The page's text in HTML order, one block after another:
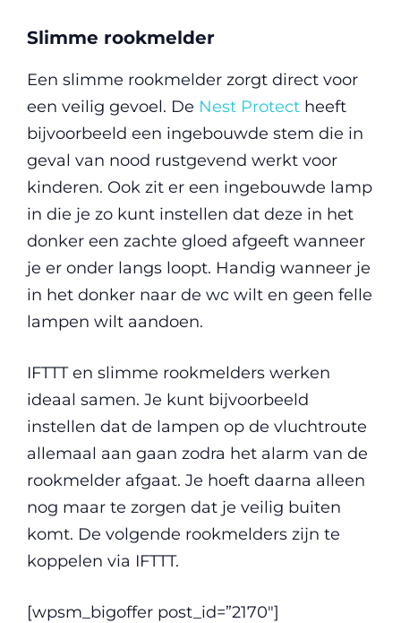
Slimme rookmelder
Een slimme rookmelder zorgt direct voor
een veilig gevoel. De Nest Protect heeft
bijvoorbeeld een ingebouwde stem die in
geval van nood rustgevend werkt voor
kinderen. Ook zit er een ingebouwde lamp
in die je zo kunt instellen dat deze in het
donker een zachte gloed afgeeft wanneer
je er onder langs loopt. Handig wanneer je
in het donker naar de wc wilt en geen felle
lampen wilt aandoen.
IFTTT en slimme rookmelders werken
ideaal samen. Je kunt bijvoorbeeld
instellen dat de lampen op de vluchtroute
allemaal aan gaan zodra het alarm van de
rookmelder afgaat. Je hoeft daarna alleen
nog maar te zorgen dat je veilig buiten
komt. De volgende rookmelders zijn te
koppelen via IFTTT.
[wpsm_bigoffer post_id=”2170″]